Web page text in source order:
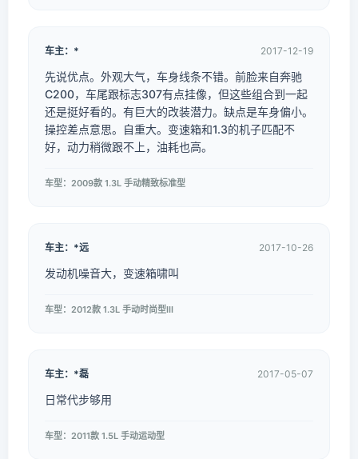
车主：* 2017-12-19
先说优点。外观大气，车身线条不错。前脸来自奔驰
C200，车尾跟标志307有点挂像，但这些组合到一起
还是挺好看的。有巨大的改装潜力。缺点是车身偏小。
操控差点意思。自重大。变速箱和1.3的机子匹配不
好，动力稍微跟不上，油耗也高。
车型：2009款 1.3L 手动精致标准型
车主：*远 2017-10-26
发动机噪音大，变速箱啸叫
车型：2012款 1.3L 手动时尚型III
车主：*磊 2017-05-07
日常代步够用
车型：2011款 1.5L 手动运动型